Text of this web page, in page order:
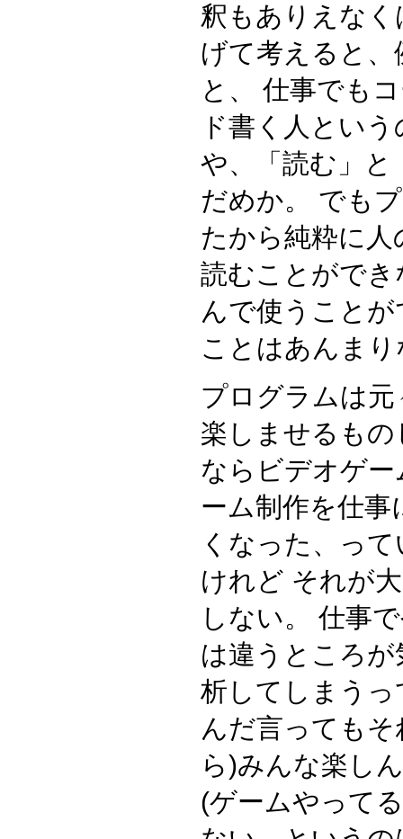
釈もありえな
げて考えると
と、 仕事でも
ド書く人とい
や、「読む」と
だめか。 でも
たから純粋に
読むことがで
んで使うこと
ことはあんま
プログラムは
楽しませるも
ならビデオゲ
ーム制作を仕
くなった、っ
けれど それが
しない。 仕事
は違うところ
析してしまう
んだ言っても
ら)みんな楽し
(ゲームやって